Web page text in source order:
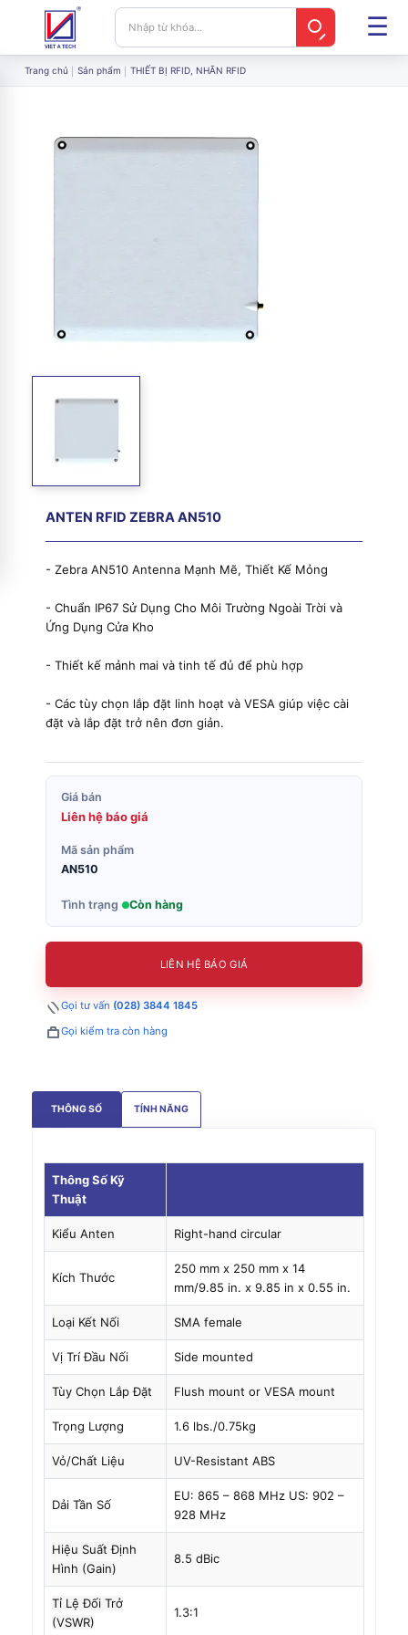
Trang chủ Sản phẩm THIẾT BỊ RFID, NHÃN RFID
ANTEN RFID ZEBRA AN510
- Zebra AN510 Antenna Mạnh Mẽ, Thiết Kế Mỏng
- Chuẩn IP67 Sử Dụng Cho Môi Trường Ngoài Trời và
Ứng Dụng Cửa Kho
- Thiết kế mảnh mai và tinh tế đủ để phù hợp
- Các tùy chọn lắp đặt linh hoạt và VESA giúp việc cài
đặt và lắp đặt trở nên đơn giản.
Giá bán
Liên hệ báo giá
Mã sản phẩm
AN510
Tình trạng Còn hàng
LIÊN HỆ BÁO GIÁ
Gọi tư vấn (028) 3844 1845
Gọi kiểm tra còn hàng
THÔNG SỐ TÍNH NĂNG
Thông Số Kỹ
Thuật
Kiểu Anten Right-hand circular
Kích Thước
250 mm x 250 mm x 14
mm/9.85 in. x 9.85 in x 0.55 in.
Loại Kết Nối SMA female
Vị Trí Đầu Nối Side mounted
Tùy Chọn Lắp Đặt Flush mount or VESA mount
Trọng Lượng 1.6 lbs./0.75kg
Vỏ/Chất Liệu UV-Resistant ABS
Dải Tần Số
EU: 865 – 868 MHz US: 902 –
928 MHz
Hiệu Suất Định
Hình (Gain)
8.5 dBic
Tỉ Lệ Đối Trở
(VSWR)
1.3:1